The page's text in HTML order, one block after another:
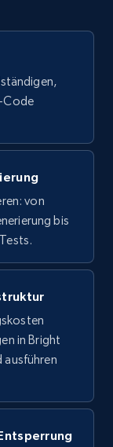
by
Initial
testen
using
Initial
and
Code
von
bis
in Bright
ausführen